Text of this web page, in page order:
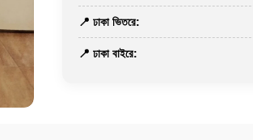
📍 ঢাকা ভিতরে:
📍 ঢাকা বাইরে: